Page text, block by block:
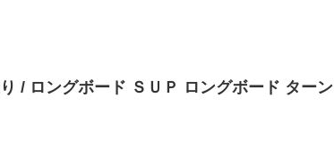
/ ロングボード ＳＵＰ ロングボード ターン